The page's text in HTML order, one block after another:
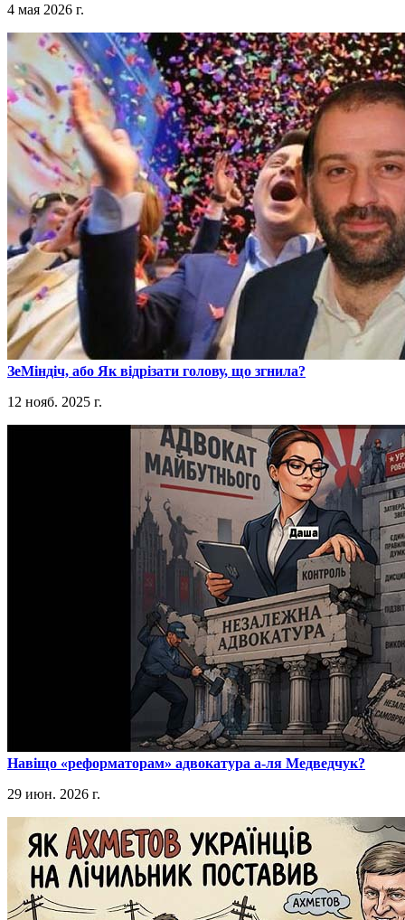
4 мая 2026 г.
​ЗеМіндіч, або Як відрізати голову, що згнила?
12 нояб. 2025 г.
​Навіщо «реформаторам» адвокатура а-ля Медведчук?
29 июн. 2026 г.